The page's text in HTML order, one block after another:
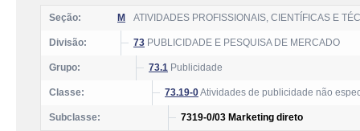
Seção: M ATIVIDADES PROFISSIONAIS, CIENTÍFICAS E
Divisão: 73 PUBLICIDADE E PESQUISA DE MERCADO
Grupo: 73.1 Publicidade
Classe: 73.19-0Atividades de publicidade não
Subclasse: 7319-0/03 Marketing direto